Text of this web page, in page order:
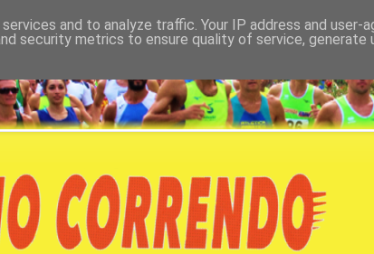
and to analyze traffic. Your IP address and user-
security metrics to ensure quality of service, generate